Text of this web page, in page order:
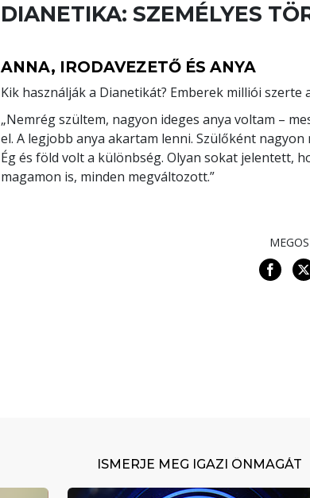
DIANETIKA: SZEMÉLYES
ANNA, IRODAVEZETŐ ÉS ANYA
Kik használják a Dianetikát? Emberek milliói szerte
„Nemrég szültem, nagyon ideges anya voltam –
el. A legjobb anya akartam lenni. Szülőként
Ég és föld volt a különbség. Olyan sokat jelentett,
magamon is, minden megváltozott.”
ISMERJE MEG IGAZI ÖNMAGÁT